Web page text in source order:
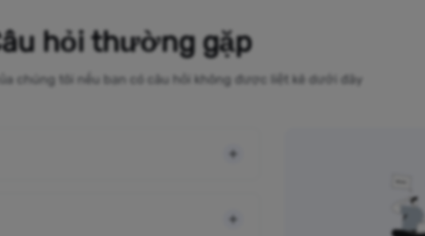
hỏi thường gặp
chúng tôi nếu bạn có câu hỏi không được liệt kê dưới đây